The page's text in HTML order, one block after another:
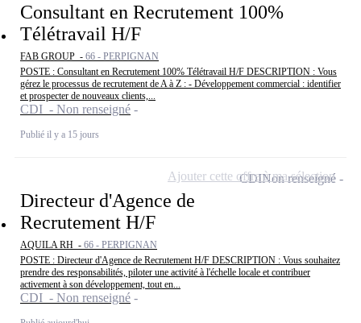
Consultant en Recrutement 100%
Télétravail H/F
FAB GROUP - 66 - PERPIGNAN
POSTE : Consultant en Recrutement 100% Télétravail H/F DESCRIPTION : Vous
gérez le processus de recrutement de A à Z : - Développement commercial : identifier
et prospecter de nouveaux clients,...
CDI - Non renseigné
Publié il y a 15 jours
Directeur d'Agence de
Recrutement H/F
AQUILA RH - 66 - PERPIGNAN
POSTE : Directeur d'Agence de Recrutement H/F DESCRIPTION : Vous souhaitez
prendre des responsabilités, piloter une activité à l'échelle locale et contribuer
activement à son développement, tout en...
CDI - Non renseigné
CDINon renseigné
Ajouter cette offre à ma sélection